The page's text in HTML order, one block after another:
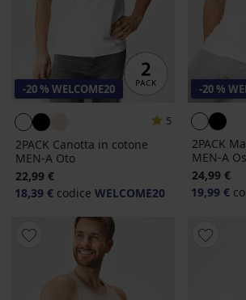
-20 % WELCOME20
5
2PACK Canotta in cotone
MEN-A Oto
22,99 €
18,39 € codice WELCOME20
-20 %
2PACK
MEN-A
24,99 €
19,99 €